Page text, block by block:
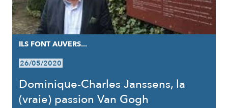
ILS FONT AUVERS...
26/05/2020
Dominique-Charles Janssens, la
(vraie) passion Van Gogh